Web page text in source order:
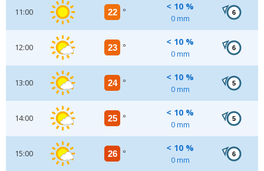
11:00 22 °
< 10 %
0 mm
6
12:00 23 °
< 10 %
0 mm
6
13:00 24 °
< 10 %
0 mm
5
14:00 25 °
< 10 %
0 mm
5
15:00 26 °
< 10 %
0 mm
6